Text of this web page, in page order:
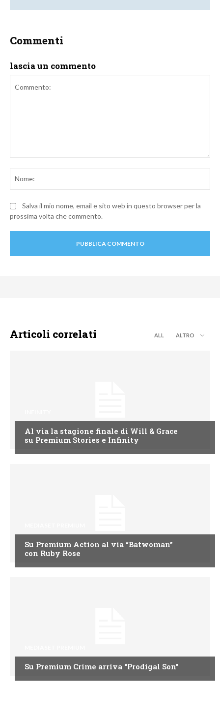
Commenti
lascia un commento
Salva il mio nome, email e sito web in questo browser per la
prossima volta che commento.
Articoli correlati ALL ALTRO
Al via la stagione finale di Will & Grace
su Premium Stories e Infinity
Su Premium Action al via “Batwoman”
con Ruby Rose
Su Premium Crime arriva “Prodigal Son”